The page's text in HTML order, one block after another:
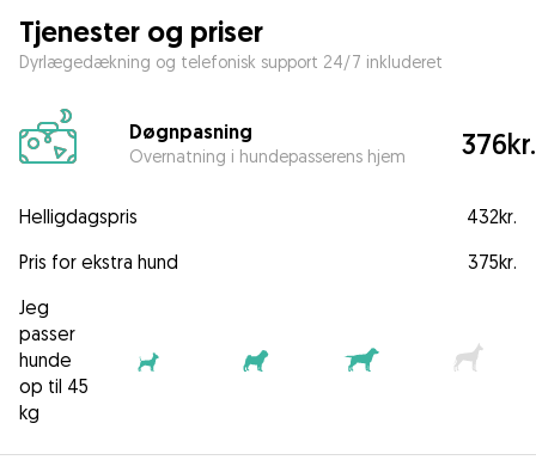
Tjenester og priser
Dyrlægedækning og telefonisk support 24/7 inkluderet
Døgnpasning
Overnatning i hundepasserens hjem 376kr.
Helligdagspris
432kr.
Pris for ekstra hund
375kr.
Jeg
passer
hunde
op til 45
kg